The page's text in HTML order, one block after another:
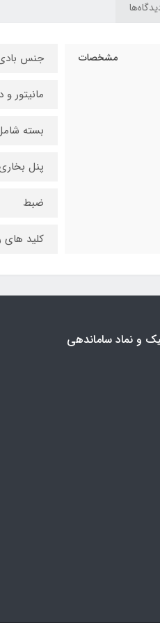
مشخصات جنس
مانیتور
بسته
پنل
ضبط
کلید های
و نماد ساماندهی